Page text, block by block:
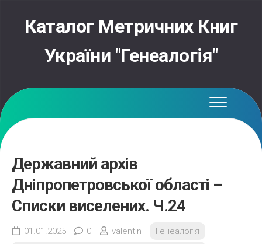
contentКаталог Метричних Книг
України "Генеалогія"
Державний архів
Дніпропетровської області –
Списки виселених. Ч.24
01.01.2025 0 valentin
Генеалогія